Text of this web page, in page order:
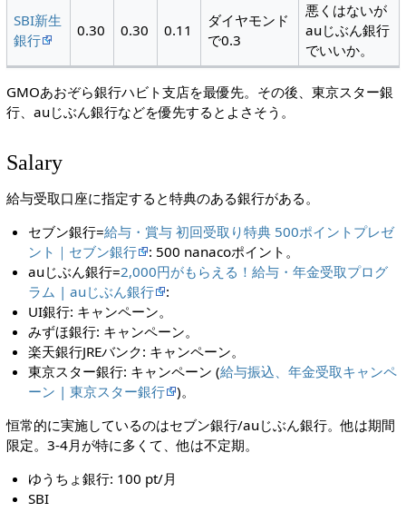
SBI新生
銀行
0.30 0.30 0.11
ダイヤモンド
で0.3
悪くはないが
auじぶん銀行
でいいか。
GMOあおぞら銀行ハビト支店を最優先。その後、東京スター銀
行、auじぶん銀行などを優先するとよさそう。
Salary
給与受取口座に指定すると特典のある銀行がある。
セブン銀行=給与・賞与 初回受取り特典 500ポイントプレゼ
ント｜セブン銀行
: 500 nanacoポイント。
auじぶん銀行=2,000円がもらえる！給与・年金受取プログ
ラム | auじぶん銀行
:
UI銀行: キャンペーン。
みずほ銀行: キャンペーン。
楽天銀行JREバンク: キャンペーン。
東京スター銀行: キャンペーン (給与振込、年金受取キャンペ
ーン | 東京スター銀行
)。
恒常的に実施しているのはセブン銀行/auじぶん銀行。他は期間
限定。3-4月が特に多くて、他は不定期。
ゆうちょ銀行: 100 pt/月
SBI